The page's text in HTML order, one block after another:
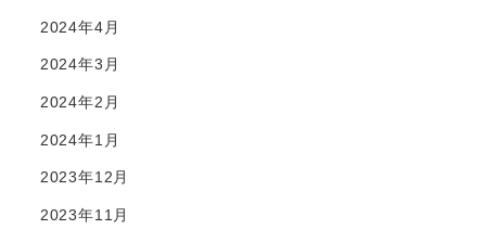
2024年4月
2024年3月
2024年2月
2024年1月
2023年12月
2023年11月